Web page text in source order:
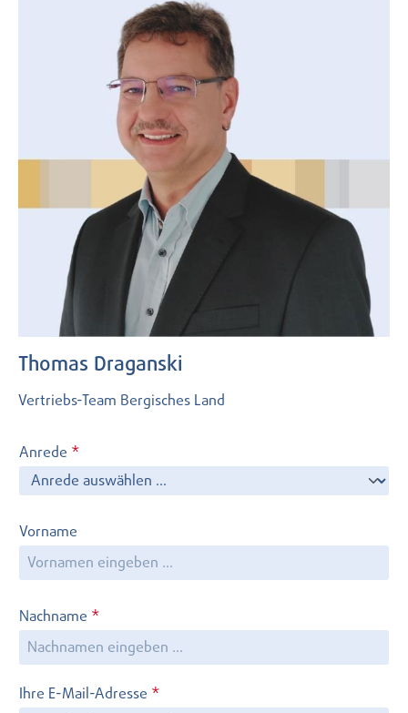
Thomas Draganski
Vertriebs-Team Bergisches Land
Anrede *
Vorname
Nachname *
Ihre E-Mail-Adresse *